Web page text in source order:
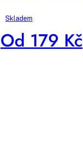
Skladem
Od 179 Kč